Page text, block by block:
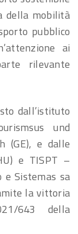
della mobilità
pubblico
ai
rilevante
dall’istituto
und
(GE), e dalle
e TISPT –
e Sistemas sa
la vittoria
643 della